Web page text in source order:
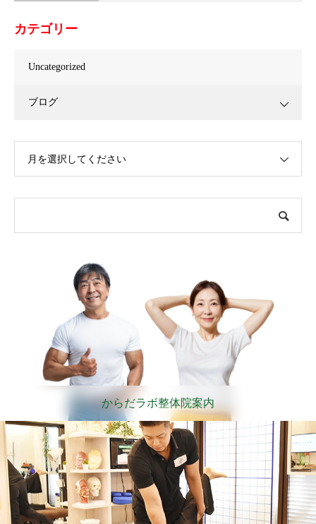
カテゴリー
Uncategorized
ブログ
月を選択してください
からだラボ整体院案内